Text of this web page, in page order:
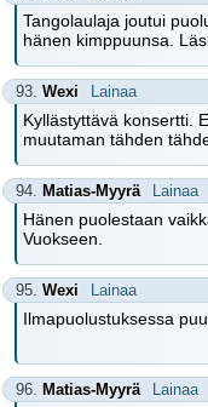
Tangolaulaja joutui
hänen kimppuunsa.
93. Wexi Lainaa
Kyllästyttävä konsertti.
muutaman tähden
94. Matias-Myyrä Lainaa
Hänen puolestaan
Vuokseen.
95. Wexi Lainaa
Ilmapuolustuksessa
96. Matias-Myyrä Lainaa